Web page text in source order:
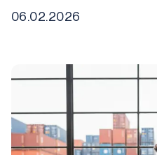
06.02.2026